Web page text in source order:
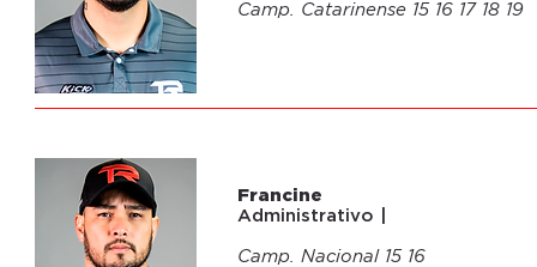
Camp. Catarinense 15 16 17 18 19
04
Francine
Administrativo |
Camp. Nacional 15 16